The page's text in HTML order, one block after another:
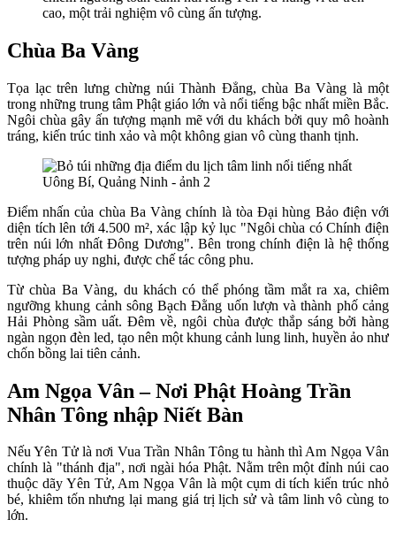
cao, một trải nghiệm vô cùng ấn tượng.
Chùa Ba Vàng
Tọa lạc trên lưng chừng núi Thành Đẳng, chùa Ba Vàng là một
trong những trung tâm Phật giáo lớn và nổi tiếng bậc nhất miền Bắc.
Ngôi chùa gây ấn tượng mạnh mẽ với du khách bởi quy mô hoành
tráng, kiến trúc tinh xảo và một không gian vô cùng thanh tịnh.
Điểm nhấn của chùa Ba Vàng chính là tòa Đại hùng Bảo điện với
diện tích lên tới 4.500 m², xác lập kỷ lục "Ngôi chùa có Chính điện
trên núi lớn nhất Đông Dương". Bên trong chính điện là hệ thống
tượng pháp uy nghi, được chế tác công phu.
Từ chùa Ba Vàng, du khách có thể phóng tầm mắt ra xa, chiêm
ngưỡng khung cảnh sông Bạch Đằng uốn lượn và thành phố cảng
Hải Phòng sầm uất. Đêm về, ngôi chùa được thắp sáng bởi hàng
ngàn ngọn đèn led, tạo nên một khung cảnh lung linh, huyền ảo như
chốn bồng lai tiên cảnh.
Am Ngọa Vân – Nơi Phật Hoàng Trần
Nhân Tông nhập Niết Bàn
Nếu Yên Tử là nơi Vua Trần Nhân Tông tu hành thì Am Ngọa Vân
chính là "thánh địa", nơi ngài hóa Phật. Nằm trên một đỉnh núi cao
thuộc dãy Yên Tử, Am Ngọa Vân là một cụm di tích kiến trúc nhỏ
bé, khiêm tốn nhưng lại mang giá trị lịch sử và tâm linh vô cùng to
lớn.